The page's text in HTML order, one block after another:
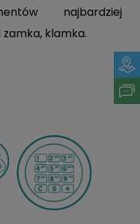
najbardziej
klamka.